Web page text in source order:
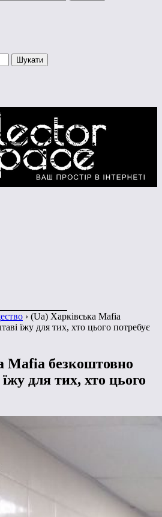
› (Ua) Харківська Mafia
їжу для тих, хто цього потребує
Mafia безкоштовно
для тих, хто цього